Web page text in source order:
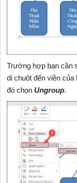
Trường hợp bạn cần
di chuột đến viền
đó chọnUngroup.